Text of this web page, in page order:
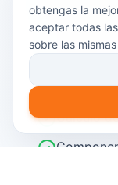
Cómo
Ayudas
2026
Cálculo
obtengas la
aceptar todas
sobre las